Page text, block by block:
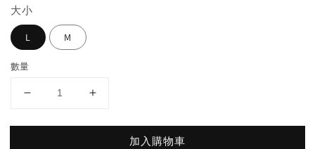
大小
L M
數量
加入購物車